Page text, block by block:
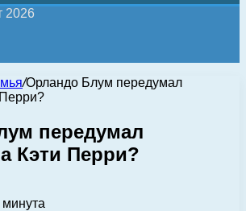
2026
/Орландо Блум передумал
передумал
Кэти Перри?